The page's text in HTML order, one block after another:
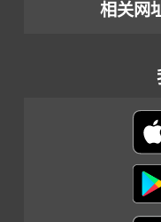
相关网